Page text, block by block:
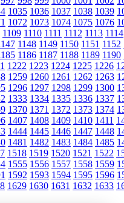
1035 1036 1037 1038 1039
1072 1073 1074 1075 1076
1109 1110 1111 1112 1113 1114
1148 1149 1150 1151 1152
1186 1187 1188 1189 1190
1222 1223 1224 1225 1226
1259 1260 1261 1262 1263
1296 1297 1298 1299 1300
1333 1334 1335 1336 1337
1370 1371 1372 1373 1374
1407 1408 1409 1410 1411
1444 1445 1446 1447 1448
1481 1482 1483 1484 1485
1518 1519 1520 1521 1522
1555 1556 1557 1558 1559
1592 1593 1594 1595 1596
1629 1630 1631 1632 1633